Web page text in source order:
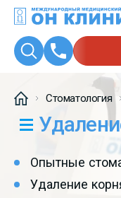
Стоматология
Опытные
Удаление